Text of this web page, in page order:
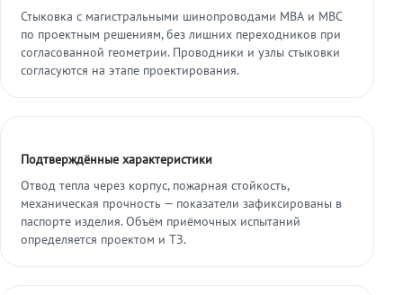
Стыковка с магистральными шинопроводами МВА и МВС
по проектным решениям, без лишних переходников при
согласованной геометрии. Проводники и узлы стыковки
согласуются на этапе проектирования.
Подтверждённые характеристики
Отвод тепла через корпус, пожарная стойкость,
механическая прочность — показатели зафиксированы в
паспорте изделия. Объём приёмочных испытаний
определяется проектом и ТЗ.